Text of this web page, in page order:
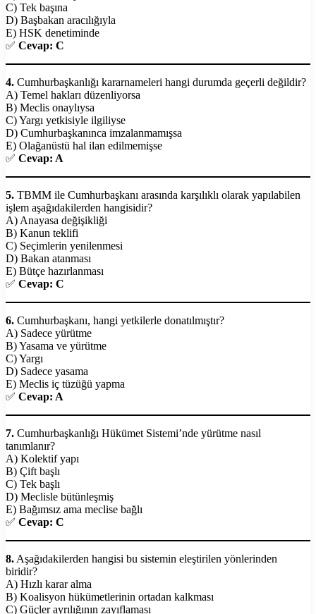
C) Tek başına
D) Başbakan aracılığıyla
E) HSK denetiminde
✅ Cevap: C
4. Cumhurbaşkanlığı kararnameleri hangi durumda geçerli değildir?
A) Temel hakları düzenliyorsa
B) Meclis onaylıysa
C) Yargı yetkisiyle ilgiliyse
D) Cumhurbaşkanınca imzalanmamışsa
E) Olağanüstü hal ilan edilmemişse
✅ Cevap: A
5. TBMM ile Cumhurbaşkanı arasında karşılıklı olarak yapılabilen
işlem aşağıdakilerden hangisidir?
A) Anayasa değişikliği
B) Kanun teklifi
C) Seçimlerin yenilenmesi
D) Bakan atanması
E) Bütçe hazırlanması
✅ Cevap: C
6. Cumhurbaşkanı, hangi yetkilerle donatılmıştır?
A) Sadece yürütme
B) Yasama ve yürütme
C) Yargı
D) Sadece yasama
E) Meclis iç tüzüğü yapma
✅ Cevap: A
7. Cumhurbaşkanlığı Hükümet Sistemi’nde yürütme nasıl
tanımlanır?
A) Kolektif yapı
B) Çift başlı
C) Tek başlı
D) Meclisle bütünleşmiş
E) Bağımsız ama meclise bağlı
✅ Cevap: C
8. Aşağıdakilerden hangisi bu sistemin eleştirilen yönlerinden
biridir?
A) Hızlı karar alma
B) Koalisyon hükümetlerinin ortadan kalkması
C) Güçler ayrılığının zayıflaması